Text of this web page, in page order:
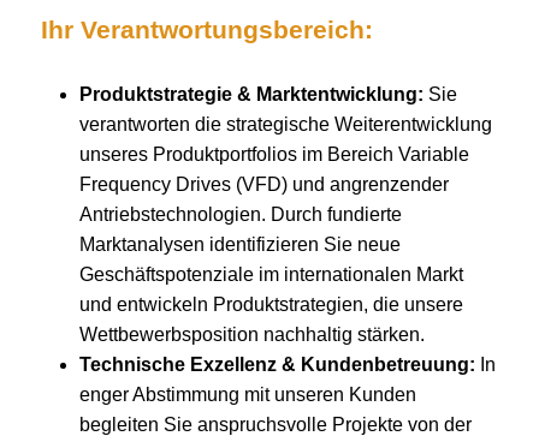
Ihr Verantwortungsbereich:
Produktstrategie & Marktentwicklung: Sie
verantworten die strategische Weiterentwicklung
unseres Produktportfolios im Bereich Variable
Frequency Drives (VFD) und angrenzender
Antriebstechnologien. Durch fundierte
Marktanalysen identifizieren Sie neue
Geschäftspotenziale im internationalen Markt
und entwickeln Produktstrategien, die unsere
Wettbewerbsposition nachhaltig stärken.
Technische Exzellenz & Kundenbetreuung: In
enger Abstimmung mit unseren Kunden
begleiten Sie anspruchsvolle Projekte von der